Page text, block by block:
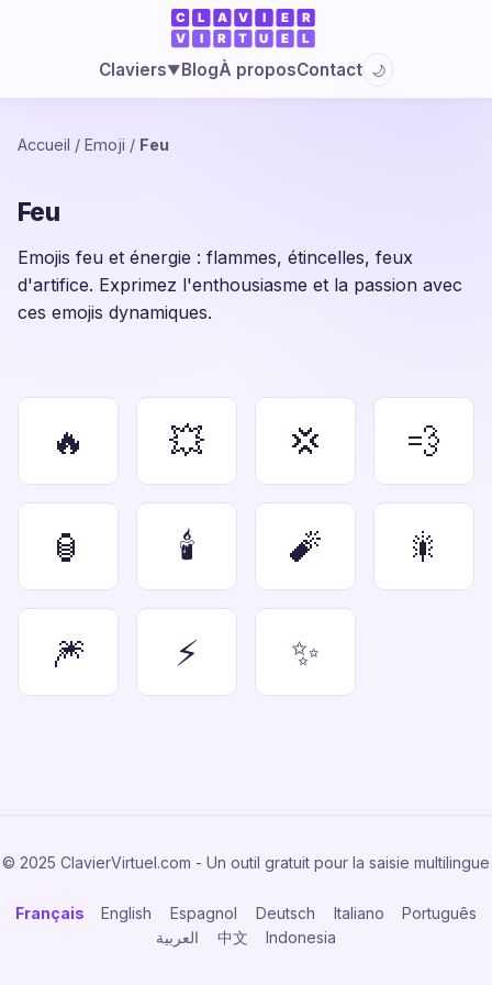
Claviers▼BlogÀ proposContact 🌙
Accueil / Emoji / Feu
Feu
Emojis feu et énergie : flammes, étincelles, feux
d'artifice. Exprimez l'enthousiasme et la passion avec
ces emojis dynamiques.
🔥 💥 💢 💨
🏮 🕯️ 🧨 🎇
🎆 ⚡ ✨
© 2025 ClavierVirtuel.com - Un outil gratuit pour la saisie multilingue
Français English Espagnol Deutsch Italiano
Português
中文 Indonesia